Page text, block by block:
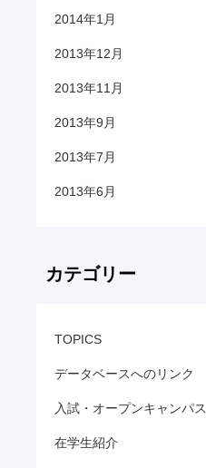
2014年1月
2013年12月
2013年11月
2013年9月
2013年7月
2013年6月
カテゴリー
TOPICS
データベースへのリンク
入試・オープンキャンパス
在学生紹介